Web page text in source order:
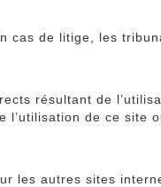
de litige, les
résultant de
l’utilisation de ce site
les autres sites